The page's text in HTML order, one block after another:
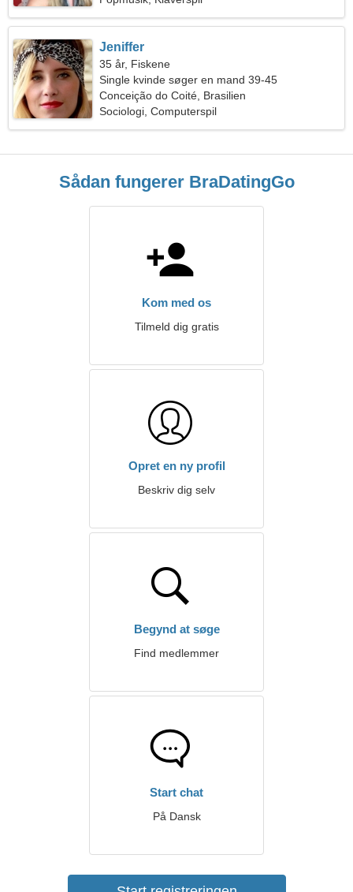
Jeniffer
35 år, Fiskene
Single kvinde søger en mand 39-45
Conceição do Coité, Brasilien
Sociologi, Computerspil
Sådan fungerer BraDatingGo
Kom med os
Tilmeld dig gratis
Opret en ny profil
Beskriv dig selv
Begynd at søge
Find medlemmer
Start chat
På Dansk